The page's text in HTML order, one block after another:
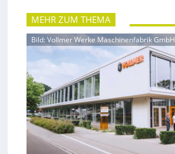
MEHR ZUM THEMA
Bild: Vollmer Werke Maschinenfabrik GmbH